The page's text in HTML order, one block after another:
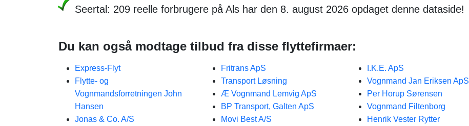
Seertal: 209 reelle forbrugere på Als har den 8. august 2026 opdaget denne dataside!
Du kan også modtage tilbud fra disse flyttefirmaer:
Express-Flyt
Flytte- og
Vognmandsforretningen John
Hansen
Jonas & Co. A/S
Fritrans ApS
Transport Løsning
Æ Vognmand Lemvig ApS
BP Transport, Galten ApS
Movi Best A/S
I.K.E. ApS
Vognmand Jan Eriksen ApS
Per Horup Sørensen
Vognmand Filtenborg
Henrik Vester Rytter